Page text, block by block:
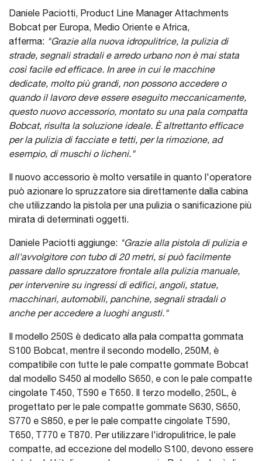
Daniele Paciotti, Product Line Manager Attachments
Bobcat per Europa, Medio Oriente e Africa,
afferma: "Grazie alla nuova idropulitrice, la pulizia di
strade, segnali stradali e arredo urbano non è mai stata
così facile ed efficace. In aree in cui le macchine
dedicate, molto più grandi, non possono accedere o
quando il lavoro deve essere eseguito meccanicamente,
questo nuovo accessorio, montato su una pala compatta
Bobcat, risulta la soluzione ideale. È altrettanto efficace
per la pulizia di facciate e tetti, per la rimozione, ad
esempio, di muschi o licheni."
Il nuovo accessorio è molto versatile in quanto l'operatore
può azionare lo spruzzatore sia direttamente dalla cabina
che utilizzando la pistola per una pulizia o sanificazione più
mirata di determinati oggetti.
Daniele Paciotti aggiunge: "Grazie alla pistola di pulizia e
all'avvolgitore con tubo di 20 metri, si può facilmente
passare dallo spruzzatore frontale alla pulizia manuale,
per intervenire su ingressi di edifici, angoli, statue,
macchinari, automobili, panchine, segnali stradali o
anche per accedere a luoghi angusti."
Il modello 250S è dedicato alla pala compatta gommata
S100 Bobcat, mentre il secondo modello, 250M, è
compatibile con tutte le pale compatte gommate Bobcat
dal modello S450 al modello S650, e con le pale compatte
cingolate T450, T590 e T650. Il terzo modello, 250L, è
progettato per le pale compatte gommate S630, S650,
S770 e S850, e per le pale compatte cingolate T590,
T650, T770 e T870. Per utilizzare l'idropulitrice, le pale
compatte, ad eccezione del modello S100, devono essere